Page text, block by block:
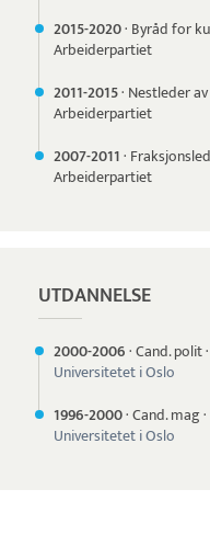
2015-2020· Byråd for
Arbeiderpartiet
2011-2015· Nestleder
Arbeiderpartiet
2007-2011·
Arbeiderpartiet
UTDANNELSE
2000-2006·Cand. polit·
Universitetet i Oslo
1996-2000·Cand. mag·
Universitetet i Oslo